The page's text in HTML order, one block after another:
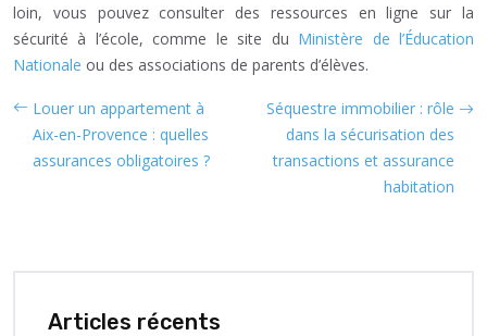
loin, vous pouvez consulter des ressources en ligne sur la
sécurité à l’école, comme le site du Ministère de l’Éducation
Nationale ou des associations de parents d’élèves.
Louer un appartement à
Aix-en-Provence : quelles
assurances obligatoires ?
Séquestre immobilier : rôle
dans la sécurisation des
transactions et assurance
habitation
Articles récents